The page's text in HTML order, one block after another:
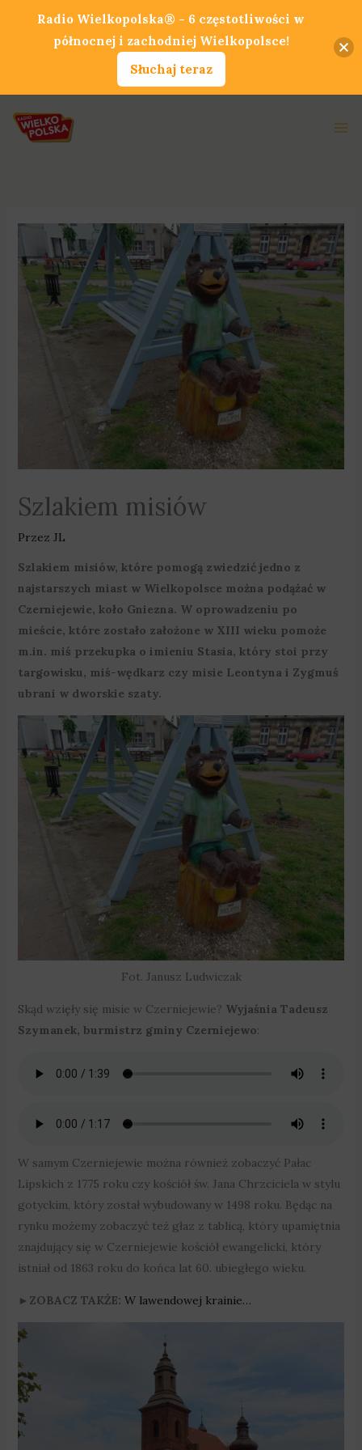
Szlakiem misiów
Przez JL
Szlakiem misiów, które pomogą zwiedzić jedno z
najstarszych miast w Wielkopolsce można podążać w
Czerniejewie, koło Gniezna. W oprowadzeniu po
mieście, które zostało założone w XIII wieku pomoże
m.in. miś przekupka o imieniu Stasia, który stoi przy
targowisku, miś-wędkarz czy misie Leontyna i Zygmuś
ubrani w dworskie szaty.
Fot. Janusz Ludwiczak
Skąd wzięły się misie w Czerniejewie? Wyjaśnia Tadeusz
Szymanek, burmistrz gminy Czerniejewo:
W samym Czerniejewie można również zobaczyć Pałac
Lipskich z 1775 roku czy kościół św. Jana Chrzciciela w stylu
gotyckim, który został wybudowany w 1498 roku. Będąc na
rynku możemy zobaczyć też głaz z tablicą, który upamiętnia
znajdujący się w Czerniejewie kościół ewangelicki, który
istniał od 1863 roku do końca lat 60. ubiegłego wieku.
►ZOBACZ TAKŻE: W lawendowej krainie…
Radio Wielkopolska® - 6 częstotliwości w
północnej i zachodniej Wielkopolsce!
Słuchaj teraz